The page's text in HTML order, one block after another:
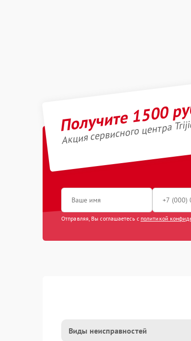
Получите 1500
Акция сервисного центра
Отправляя, Вы соглашаетесь с политикой
Виды неисправностей